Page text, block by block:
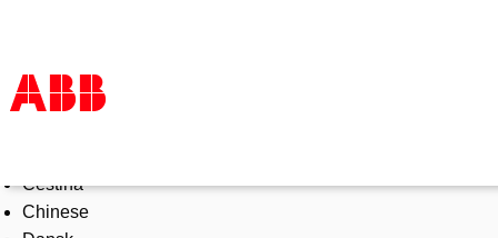
Products & Solutions
Industries
Čeština
Chinese